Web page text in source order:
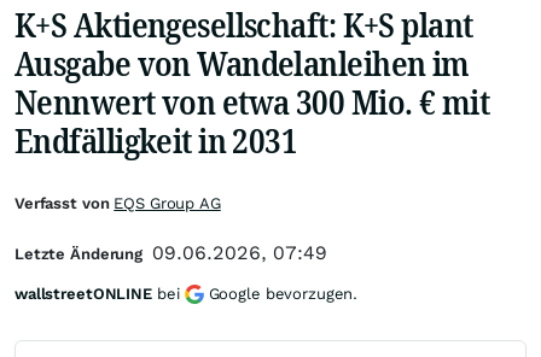
K+S Aktiengesellschaft: K+S plant
Ausgabe von Wandelanleihen im
Nennwert von etwa 300 Mio. € mit
Endfälligkeit in 2031
Verfasst von EQS Group AG
Letzte Änderung 09.06.2026, 07:49
wallstreetONLINE bei Google bevorzugen.